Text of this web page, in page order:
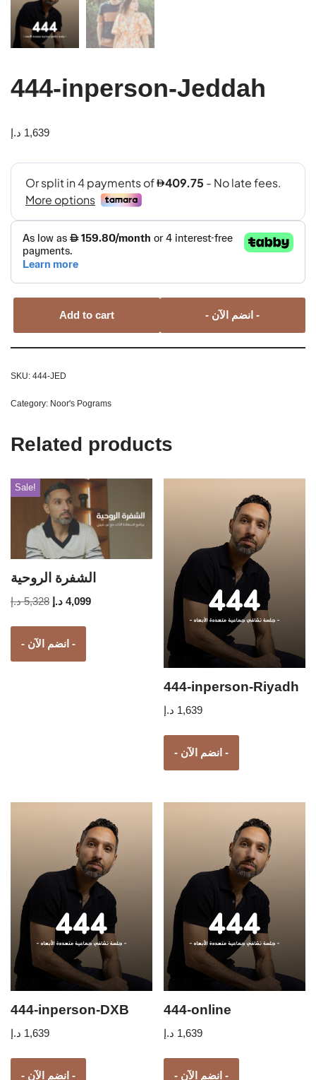
444-inperson-Jeddah
1,639 د.إ
Add to cart - انضم الآن -
SKU: 444-JED
Category: Noor's Pograms
Related products
Sale!
الشفرة الروحية
5,328 د.إ 4,099 د.إ
- انضم الآن -
444-inperson-Riyadh
1,639 د.إ
- انضم الآن -
444-inperson-DXB
1,639 د.إ
- انضم الآن -
444-online
1,639 د.إ
- انضم الآن -